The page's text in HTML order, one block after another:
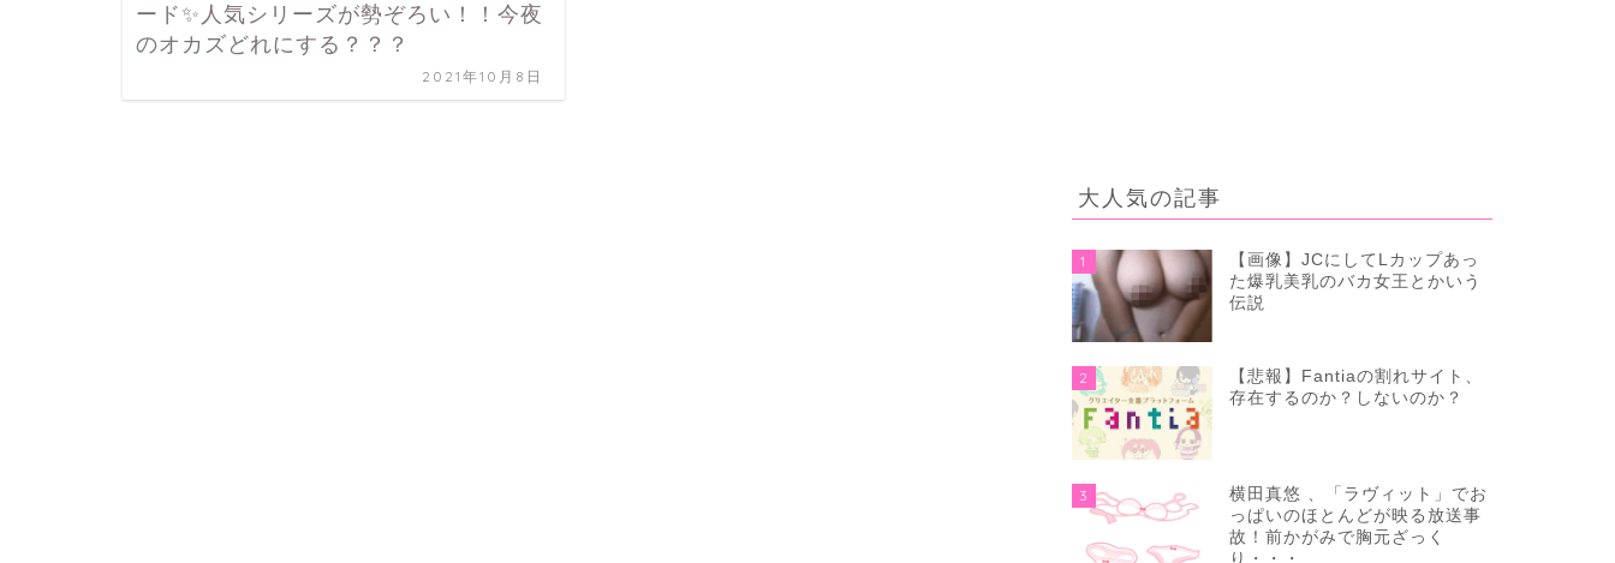
ード✨人気シリーズが勢ぞろい！！今夜
のオカズどれにする？？？
2021年10月8日
大人気の記事
1
【画像】JCにしてLカップあっ
た爆乳美乳のバカ女王とかいう
伝説
2
【悲報】Fantiaの割れサイト、
存在するのか？しないのか？
3
横田真悠 、「ラヴィット」でお
っぱいのほとんどが映る放送事
故！前かがみで胸元ざっく
り・・・